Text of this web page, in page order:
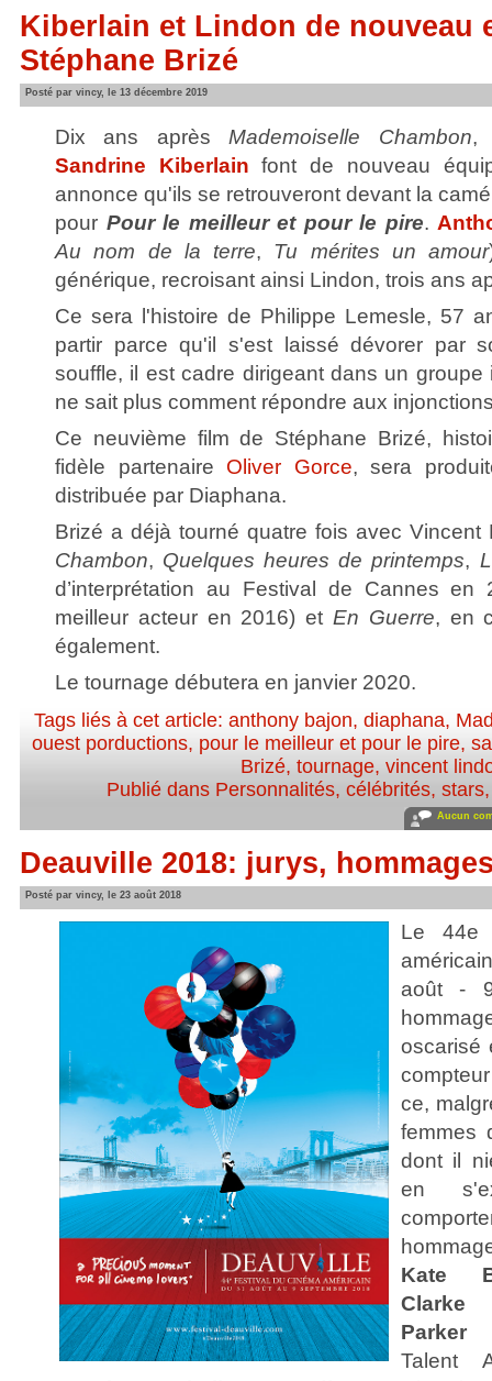
Kiberlain et Lindon de nouveau
Stéphane Brizé
Posté par vincy, le 13 décembre 2019
Dix ans aprèsMademoiselle Chambon
Sandrine Kiberlain font de nouveau
annonce qu'ils se retrouveront devant la
pour Pour le meilleur et pour le pire.
Au nom de la terre, Tu mérites un amour
générique, recroisant ainsi Lindon, trois ans
Ce sera l'histoire de Philippe Lemesle, 57
partir parce qu'il s'est laissé dévorer par
souffle, il est cadre dirigeant dans un groupe
ne sait plus comment répondre aux
Ce neuvième film de Stéphane Brizé,
fidèle partenaire Oliver Gorce, sera
distribuée par Diaphana.
Brizé a déjà tourné quatre fois avec
Chambon, Quelques heures de printemps,
d’interprétation au Festival de Cannes
meilleur acteur en 2016) et En Guerre, en
également.
Le tournage débutera en janvier 2020.
Tags liés à cet article: anthony bajon, diaphana,
ouest porductions, pour le meilleur et pour le pire,
Brizé,tournage,vincent
Publié dans Personnalités, célébrités, stars
Aucun
Deauville 2018: jurys,
Posté par vincy, le 23 août 2018
Le 44e
août - 9
oscarisé
ce,
femmes
dont il
en
Kate
Clarke
Parker